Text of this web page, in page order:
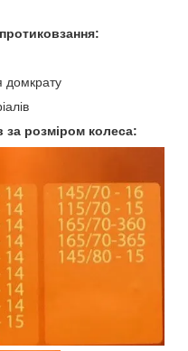
домкрату
за розміром колеса: